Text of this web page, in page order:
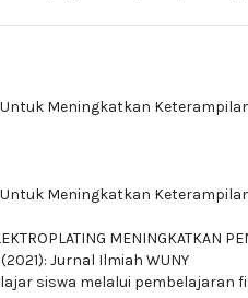
Meningkatkan
Meningkatkan
MENINGKATKAN
Jurnal Ilmiah WUNY
siswa melalui pembelajaran